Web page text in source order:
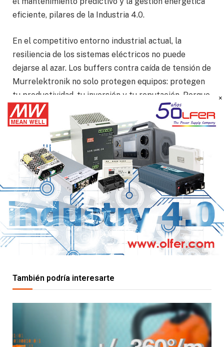
eficiente, pilares de la Industria 4.0.
En el competitivo entorno industrial actual, la
resiliencia de los sistemas eléctricos no puede
dejarse al azar. Los buffers contra caída de tensión de
Murrelektronik no solo protegen equipos: protegen
tu productividad, tu inversión y tu reputación. Porque
cuando se trata de mantener la energía fluyendo,
cada milisegundo cuenta.
Fuente:
https://www.murrelektronik.es/es/productos-y-
sectores-industriales/noticias-de-
producto/detail/news/buffers-para-proteccion-
contra-caida-de-tension-energia-segura-incluso-
cuando-todo-falla/
También podría interesarte
×